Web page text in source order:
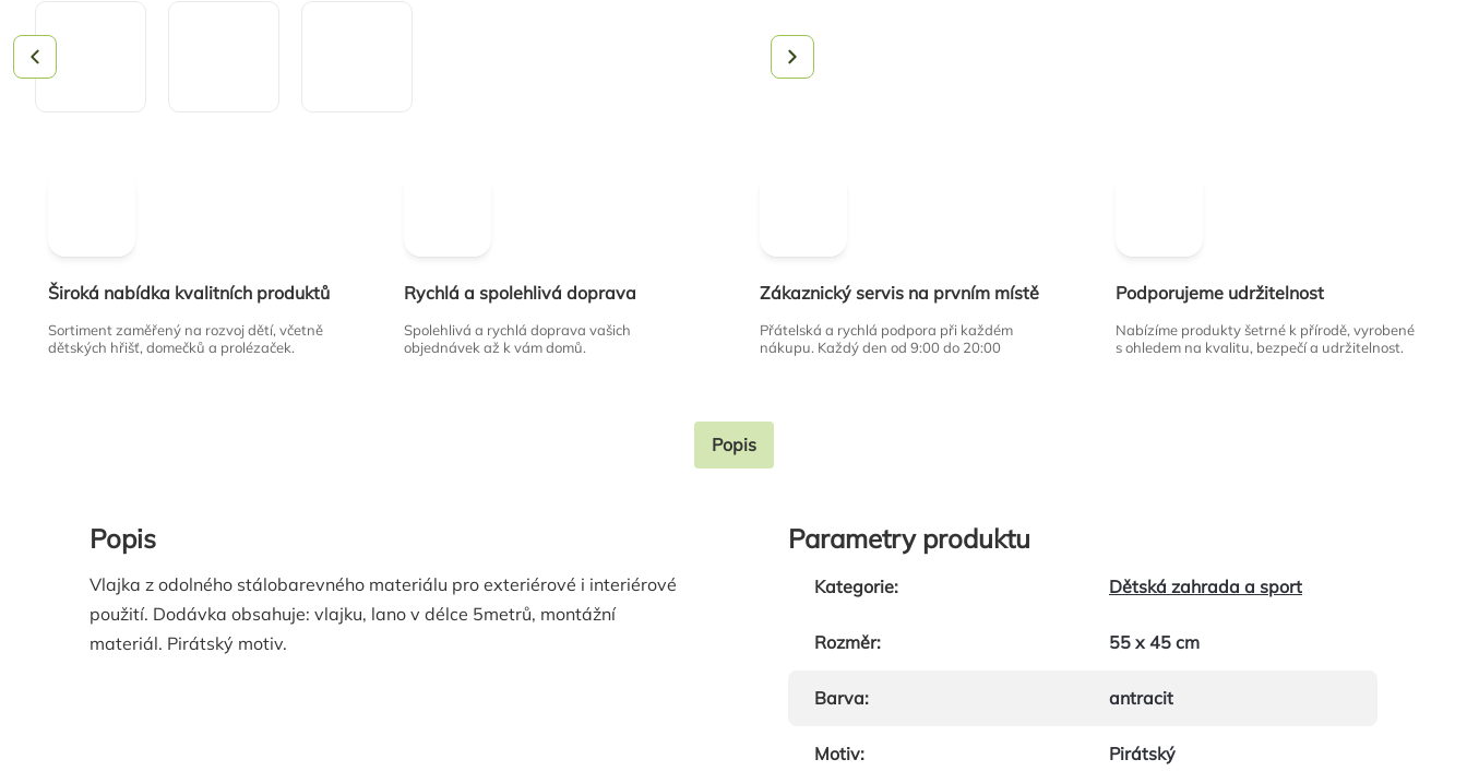
Široká nabídka kvalitních produktů
Sortiment zaměřený na rozvoj dětí, včetně
dětských hřišť, domečků a prolézaček.
Rychlá a spolehlivá doprava
Spolehlivá a rychlá doprava vašich
objednávek až k vám domů.
Zákaznický servis na prvním místě
Přátelská a rychlá podpora při každém
nákupu. Každý den od 9:00 do 20:00
Podporujeme udržitelnost
Nabízíme produkty šetrné k přírodě, vyrobené
s ohledem na kvalitu, bezpečí a udržitelnost.
Popis
Popis
Vlajka z odolného stálobarevného materiálu pro exteriérové i interiérové
použití. Dodávka obsahuje: vlajku, lano v délce 5metrů, montážní
materiál. Pirátský motiv.
Parametry produktu
Kategorie: Dětská zahrada a sport
Rozměr: 55 x 45 cm
Barva: antracit
Motiv: Pirátský